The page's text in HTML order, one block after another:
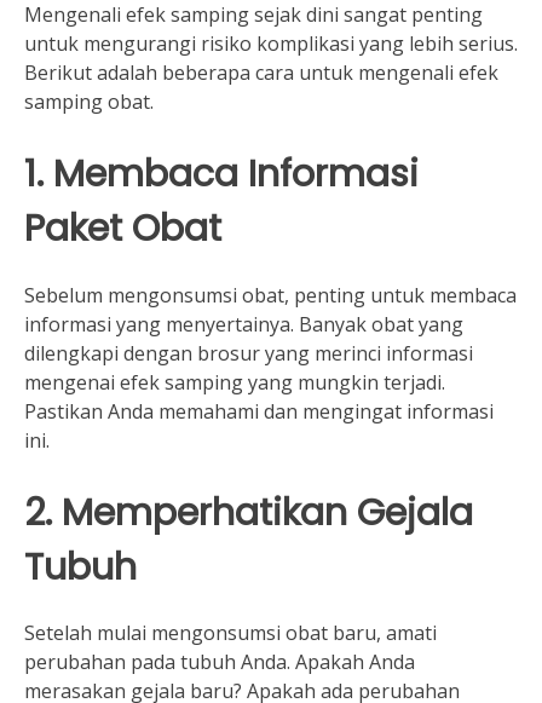
Mengenali efek samping sejak dini sangat penting
untuk mengurangi risiko komplikasi yang lebih serius.
Berikut adalah beberapa cara untuk mengenali efek
samping obat.
1. Membaca Informasi
Paket Obat
Sebelum mengonsumsi obat, penting untuk membaca
informasi yang menyertainya. Banyak obat yang
dilengkapi dengan brosur yang merinci informasi
mengenai efek samping yang mungkin terjadi.
Pastikan Anda memahami dan mengingat informasi
ini.
2. Memperhatikan Gejala
Tubuh
Setelah mulai mengonsumsi obat baru, amati
perubahan pada tubuh Anda. Apakah Anda
merasakan gejala baru? Apakah ada perubahan